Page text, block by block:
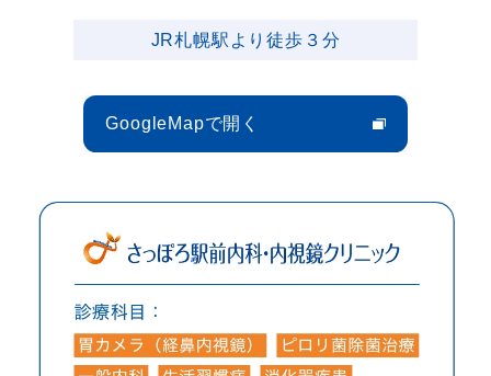
JR札幌駅より徒歩３分
GoogleMapで開く